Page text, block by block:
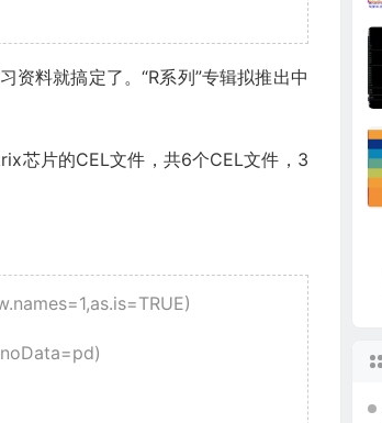
资料就搞定了。“R系列”专辑拟推出中
芯片的CEL文件，共6个CEL文件，3